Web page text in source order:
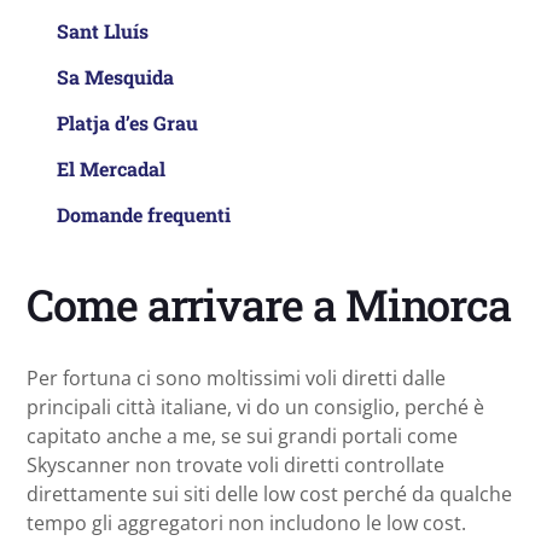
Sant Lluís
Sa Mesquida
Platja d’es Grau
El Mercadal
Domande frequenti
Come arrivare a Minorca
Per fortuna ci sono moltissimi voli diretti dalle
principali città italiane, vi do un consiglio, perché è
capitato anche a me, se sui grandi portali come
Skyscanner non trovate voli diretti controllate
direttamente sui siti delle low cost perché da qualche
tempo gli aggregatori non includono le low cost.